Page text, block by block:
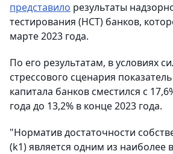
представило результаты
тестирования (НСТ) банков,
марте 2023 года.
По его результатам, в условиях
стрессового сценария
капитала банков сместился с
года до 13,2% в конце 2023 года.
"Норматив достаточности
(k1) является одним из наиболее